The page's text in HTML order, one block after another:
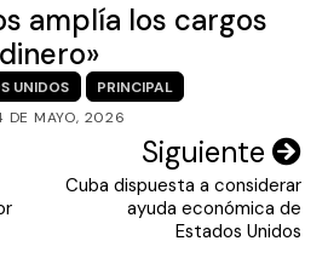
SECTION
VIDEOS
amplía los cargos
UNIDOS
PRINCIPAL
DE MAYO, 2026
Siguiente
Cuba dispuesta a considerar
ayuda económica de
Estados Unidos